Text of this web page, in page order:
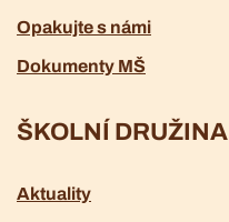
Opakujte s námi
Dokumenty MŠ
ŠKOLNÍ DRUŽINA
Aktuality